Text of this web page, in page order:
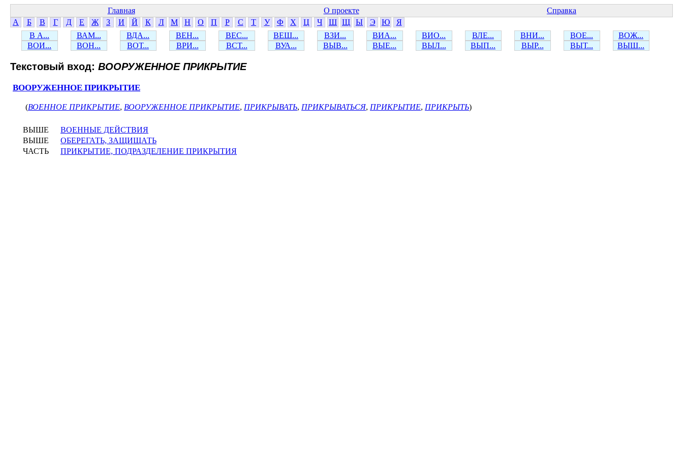
Главная О проекте
Справка
А
Б В Г Д Е Ж З И Й К Л М Н О П Р С Т У Ф Х Ц Ч Ш Щ Ы Э Ю
Я
В А...
ВАМ... ВДА... ВЕН... ВЕС... ВЕШ... ВЗИ... ВИА... ВИО... ВЛЕ... ВНИ... ВОЕ...
ВОЖ...
ВОИ...
ВОН... ВОТ... ВРИ... ВСТ... ВУА... ВЫВ... ВЫЕ... ВЫЛ... ВЫП... ВЫР... ВЫТ... ВЫШ...
Текстовый вход: ВООРУЖЕННОЕ ПРИКРЫТИЕ
ВООРУЖЕННОЕ ПРИКРЫТИЕ
(ВОЕННОЕ ПРИКРЫТИЕ, ВООРУЖЕННОЕ ПРИКРЫТИЕ, ПРИКРЫВАТЬ, ПРИКРЫВАТЬСЯ, ПРИКРЫТИЕ, ПРИКРЫТЬ)
ВЫШЕ
ВОЕННЫЕ ДЕЙСТВИЯ
ВЫШЕ
ОБЕРЕГАТЬ, ЗАЩИЩАТЬ
ЧАСТЬ
ПРИКРЫТИЕ, ПОДРАЗДЕЛЕНИЕ ПРИКРЫТИЯ